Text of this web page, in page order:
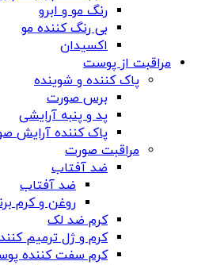
رنگ مو و ابرو
بی رنگ کننده مو
اکسیدان
مراقبت از پوست
پاک کننده و شوینده
برس صورت
پد و پنبه آرایشی
پاک کننده آرایش
مراقبت صورت
ضد آفتاب
ضد آفتاب
روغن و کرم
کرم ضد لک
کرم و ژل ترمیم
کرم سفت کننده